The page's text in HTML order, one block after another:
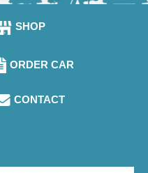
SHOP
ORDER CAR
CONTACT